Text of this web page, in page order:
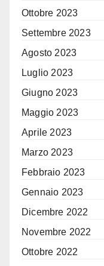
Ottobre 2023
Settembre 2023
Agosto 2023
Luglio 2023
Giugno 2023
Maggio 2023
Aprile 2023
Marzo 2023
Febbraio 2023
Gennaio 2023
Dicembre 2022
Novembre 2022
Ottobre 2022